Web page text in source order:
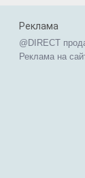
Реклама
@DIRECT
Реклама на